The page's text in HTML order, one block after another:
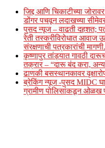
जिद्द आणि चिकाटीच्या
डोंगर पचवून लदाखच्या
पुसद न्यूज – वाढती दहशत;
रेती तस्करीविरोधात आवाज
संरक्षणाची पत्रकारांची मागणी.
कृष्णापुर तांड्यात गावठी
तक्रार – “दारू बंद करा,
ढाणकी बसस्थानकावर
ब्रेकिंग न्यूज -पुसद MIDC
ग्रामीण पोलिसांकडून ओळख